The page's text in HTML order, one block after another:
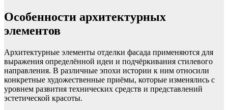
Особенности архитектурных
элементов
Архитектурные элементы отделки фасада применяются для
выражения определённой идеи и подчёркивания стилевого
направления. В различные эпохи истории к ним относили
конкретные художественные приёмы, которые изменялись с
уровнем развития технических средств и представлений
эстетической красоты.